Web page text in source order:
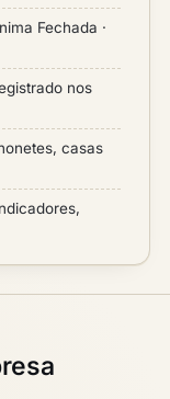
Fechada ·
nos
casas